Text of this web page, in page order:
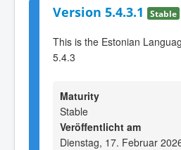
Version 5.4.3.1 Stable
This is the Estonian
5.4.3
Maturity
Stable
Veröffentlicht am
Dienstag, 17. Februar